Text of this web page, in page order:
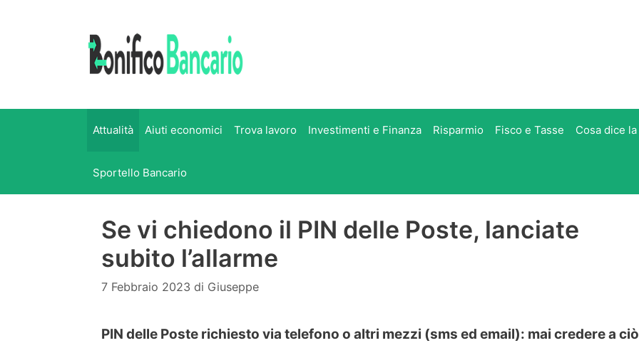
Attualità Aiuti economici Trova lavoro Investimenti e Finanza Risparmio Fisco e Tasse Cosa dice
Sportello Bancario
Se vi chiedono il PIN delle Poste, lanciate
subito l’allarme
7 Febbraio 2023 di Giuseppe
PIN delle Poste richiesto via telefono o altri mezzi (sms ed email): mai credere a ciò